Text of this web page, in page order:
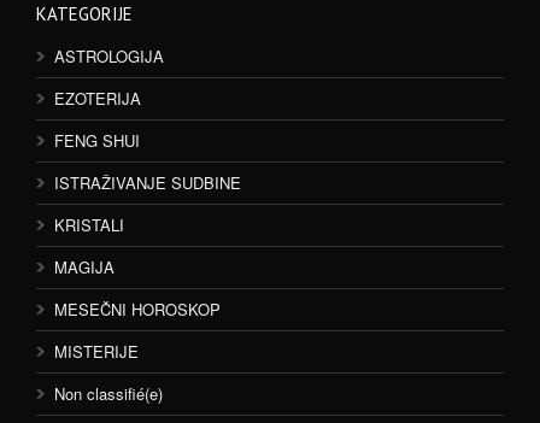
KATEGORIJE
ASTROLOGIJA
EZOTERIJA
FENG SHUI
ISTRAŽIVANJE SUDBINE
KRISTALI
MAGIJA
MESEČNI HOROSKOP
MISTERIJE
Non classifié(e)